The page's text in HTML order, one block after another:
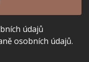
údajů
osobních údajů.